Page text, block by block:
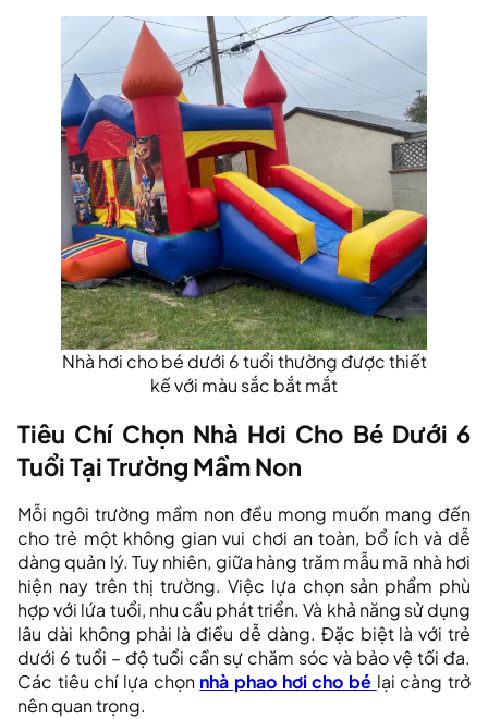
Nhà hơi cho bé dưới 6 tuổi thường được thiết
kế với màu sắc bắt mắt
Tiêu Chí Chọn Nhà Hơi Cho Bé Dưới 6
Tuổi Tại Trường Mầm Non
Mỗi ngôi trường mầm non đều mong muốn mang đến
cho trẻ một không gian vui chơi an toàn, bổ ích và dễ
dàng quản lý. Tuy nhiên, giữa hàng trăm mẫu mã nhà hơi
hiện nay trên thị trường. Việc lựa chọn sản phẩm phù
hợp với lứa tuổi, nhu cầu phát triển. Và khả năng sử dụng
lâu dài không phải là điều dễ dàng. Đặc biệt là với trẻ
dưới 6 tuổi – độ tuổi cần sự chăm sóc và bảo vệ tối đa.
Các tiêu chí lựa chọn nhà phao hơi cho bé lại càng trở
nên quan trọng.